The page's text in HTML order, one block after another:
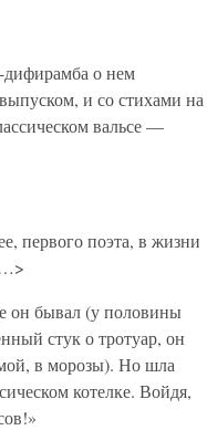
дифирамба о нем
и со стихами на
вальсе —
первого поэта, в жизни
он бывал (у половины
стук о тротуар, он
в морозы). Но шла
котелке. Войдя,